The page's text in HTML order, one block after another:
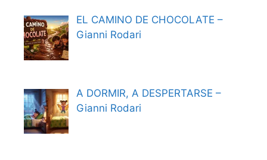
EL CAMINO DE CHOCOLATE –
Gianni Rodari
A DORMIR, A DESPERTARSE –
Gianni Rodari